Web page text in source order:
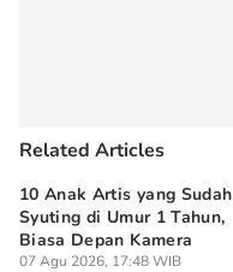
Related Articles
10 Anak Artis yang Sudah
Syuting di Umur 1 Tahun,
Biasa Depan Kamera
07 Agu 2026, 17:48 WIB